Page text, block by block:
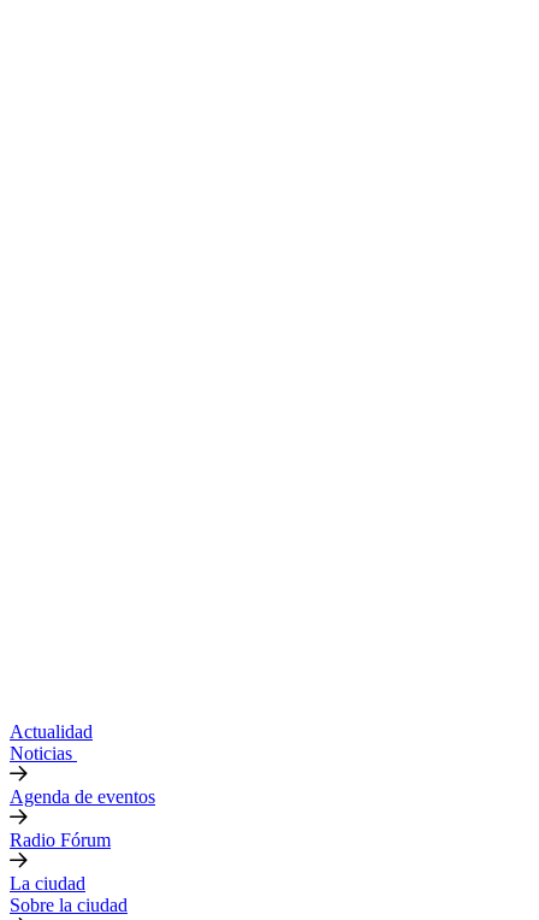
Actualidad
Noticias
Agenda de eventos
Radio Fórum
La ciudad
Sobre la ciudad